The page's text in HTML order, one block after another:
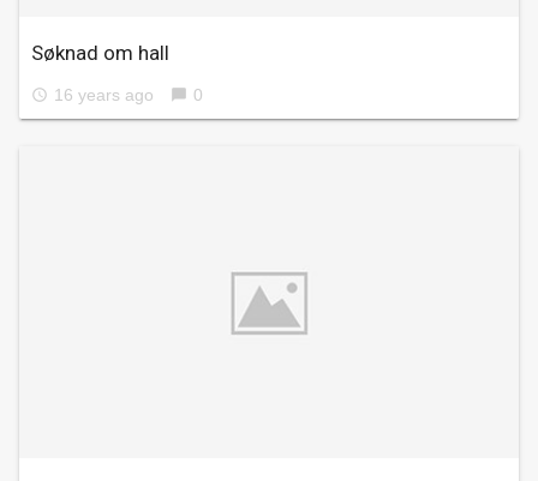
Søknad om hall
access_time 16 years ago chat_bubble 0